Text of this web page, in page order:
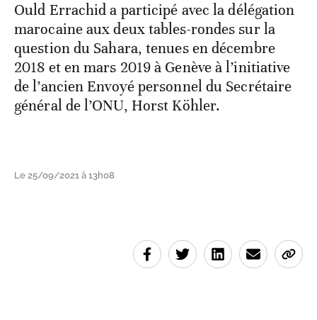
Ould Errachid a participé avec la délégation
marocaine aux deux tables-rondes sur la
question du Sahara, tenues en décembre
2018 et en mars 2019 à Genève à l’initiative
de l’ancien Envoyé personnel du Secrétaire
général de l’ONU, Horst Köhler.
Le 25/09/2021 à 13h08